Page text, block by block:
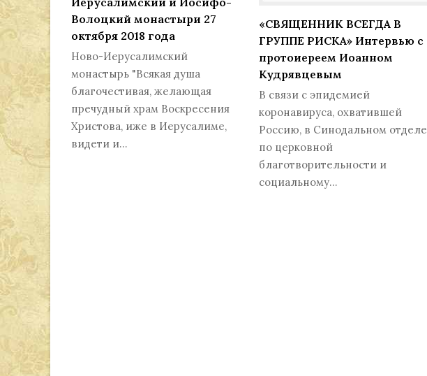
Волоцкий монастыри 27
октября 2018 года
Ново-Иерусалимский
монастырь "Всякая душа
благочестивая, желающая
пречудный храм Воскресения
Христова, иже в Иерусалиме,
видети и…
«СВЯЩЕННИК ВСЕГДА В
ГРУППЕ РИСКА» Интервью с
протоиереем Иоанном
Кудрявцевым
В связи с эпидемией
коронавируса, охватившей
Россию, в Синодальном отделе
по церковной
благотворительности и
социальному…